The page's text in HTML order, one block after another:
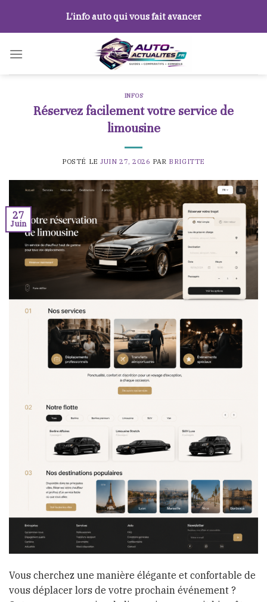
content
L’info auto qui vous fait avancer
INFOS
Réservez facilement votre service de
limousine
POSTÉ LEJUIN 27, 2026 PAR BRIGITTE
27
Juin
Vous cherchez une manière élégante et confortable de
vous déplacer lors de votre prochain événement ?